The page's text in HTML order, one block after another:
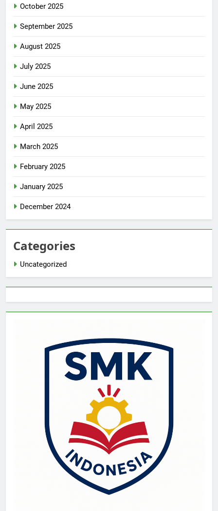
October 2025
September 2025
August 2025
July 2025
June 2025
May 2025
April 2025
March 2025
February 2025
January 2025
December 2024
Categories
Uncategorized